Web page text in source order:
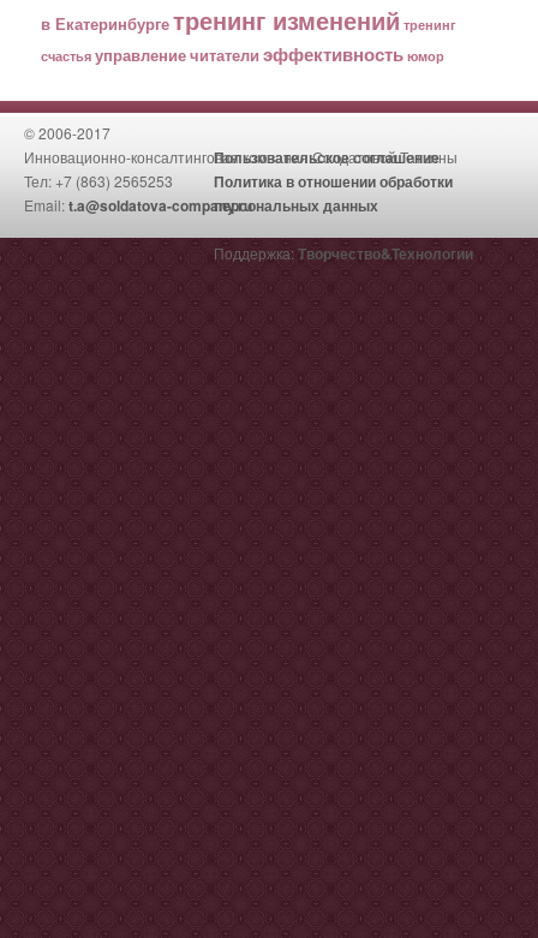
в Екатеринбургетренинг изменений тренинг
счастья управлениечитатели эффективность юмор
© 2006-2017
Инновационно-консалтинговая компания Солдатовой Татьяны
Тел: +7 (863) 2565253
Email:t.a@soldatova-company.ru
Пользовательское соглашение
Политика в отношении обработки
персональных данных
Поддержка: Творчество&Технологии